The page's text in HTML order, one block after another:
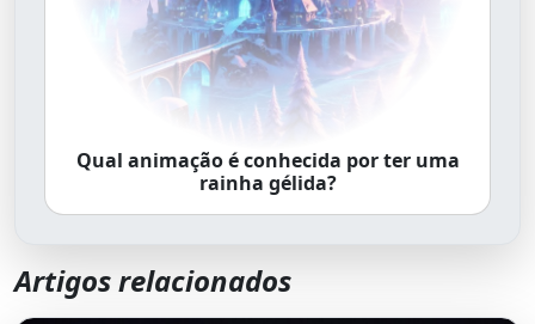
Qual animação é conhecida por ter uma
rainha gélida?
Artigos relacionados